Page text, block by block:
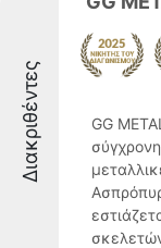
Διακριθέντες
GG
σύγχρονη